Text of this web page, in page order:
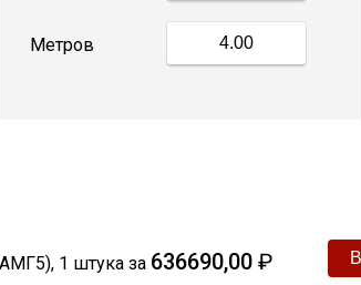
Метров
, 1 штука за 636690,00 ₽